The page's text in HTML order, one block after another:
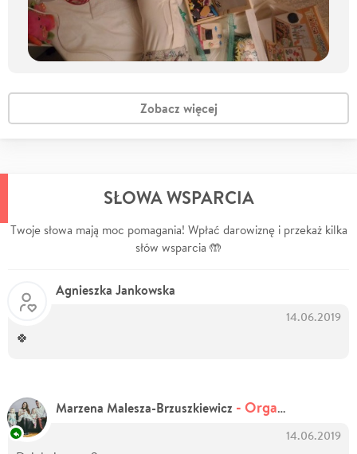
Zobacz więcej
SŁOWA WSPARCIA
Twoje słowa mają moc pomagania! Wpłać darowiznę i przekaż kilka
słów wsparcia 🤲
Agnieszka Jankowska
14.06.2019
🍀
Marzena Malesza-Brzuszkiewicz - Organizator zbiórki
14.06.2019